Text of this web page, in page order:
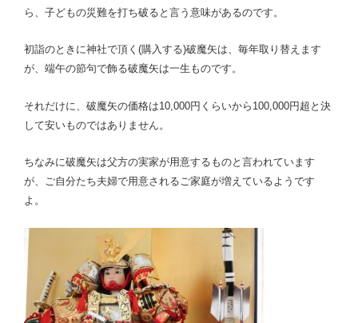
ら、子どもの災難を打ち破ると言う意味があるのです。
初詣のときに神社で頂く(購入する)破魔矢は、毎年取り替えます
が、端午の節句で飾る破魔矢は一生ものです。
それだけに、破魔矢の価格は10,000円くらいから100,000円超と決
して安いものではありません。
ちなみに破魔矢は父方の実家が用意するものと言われています
が、ご自分たち夫婦で用意されるご家庭が増えているようです
よ。